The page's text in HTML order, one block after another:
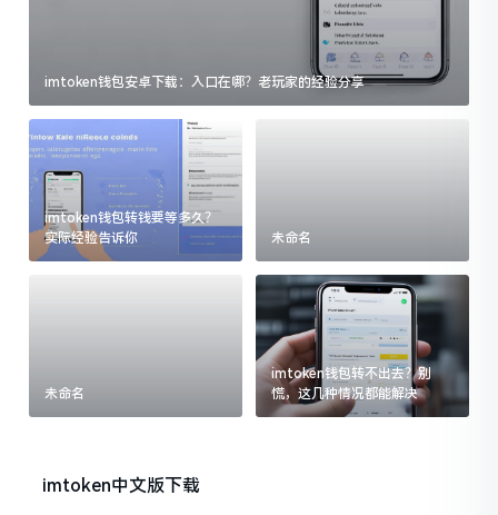
imtoken钱包安卓下载：入口在哪？老玩家的经验分享
imtoken钱包转钱要等多久？
实际经验告诉你
未命名
未命名
imtoken钱包转不出去？别
慌，这几种情况都能解决
imtoken中文版下载